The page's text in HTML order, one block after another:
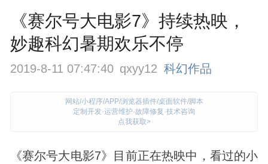
《赛尔号大电影7》持续热映，
妙趣科幻暑期欢乐不停
2019-8-11 07:47:40 qxyy12 科幻作品
网站/小程序/APP/浏览器插件/桌面软件/脚本
定制开发·运营维护·故障修复·技术咨询
点我获取>
《赛尔号大电影7》目前正在热映中，看过的小